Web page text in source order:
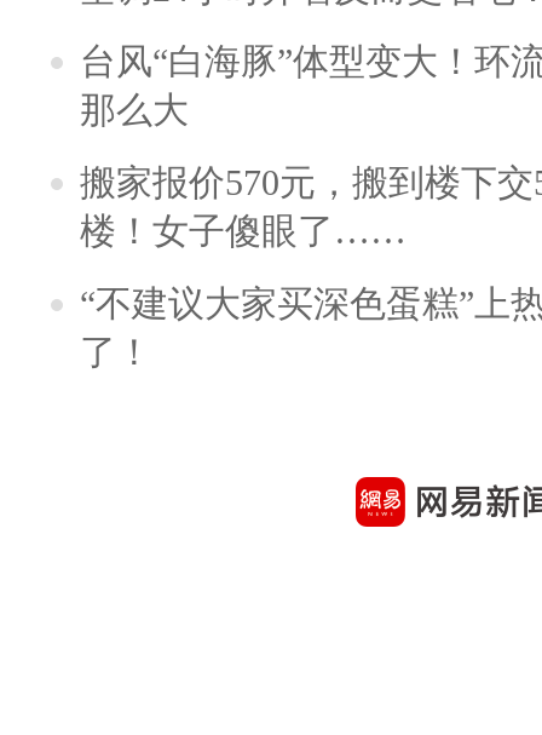
台风“白海豚”体型变大！环
那么大
搬家报价570元，搬到楼下
楼！女子傻眼了……
“不建议大家买深色蛋糕”上
了！